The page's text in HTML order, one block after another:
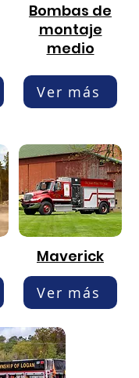
Bombas de
montaje
medio
Ver más
Maverick
Ver más